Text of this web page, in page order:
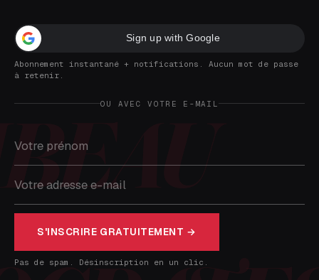
Sign up with Google
Abonnement instantané + notifications. Aucun mot de passe
à retenir.
OU AVEC VOTRE E-MAIL
S'INSCRIRE GRATUITEMENT →
Pas de spam. Désinscription en un clic.